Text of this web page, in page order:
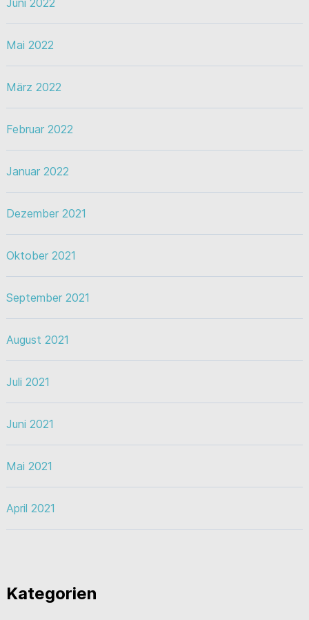
Juni 2022
Mai 2022
März 2022
Februar 2022
Januar 2022
Dezember 2021
Oktober 2021
September 2021
August 2021
Juli 2021
Juni 2021
Mai 2021
April 2021
Kategorien